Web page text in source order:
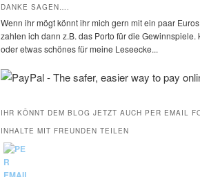
DANKE SAGEN….
Wenn ihr mögt könnt ihr mich gern mit ein paar
zahlen ich dann z.B. das Porto für die Gewinnspiele.
oder etwas schönes für meine Leseecke...
IHR KÖNNT DEM BLOG JETZT AUCH PER EMAIL
INHALTE MIT FREUNDEN TEILEN